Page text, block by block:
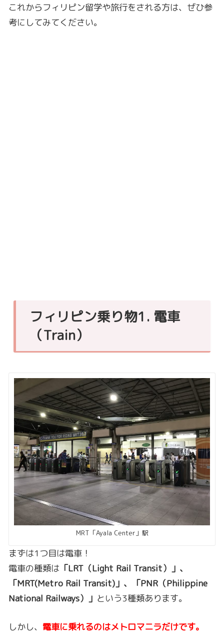
これからフィリピン留学や旅行をされる方は、ぜひ参
考にしてみてください。
フィリピン乗り物1. 電車
（Train）
MRT「Ayala Center」駅
まずは1つ目は電車！
電車の種類は 「LRT（Light Rail Transit）」、
「MRT(Metro Rail Transit)」、「PNR（Philippine
National Railways）」 という3種類あります。
しかし、 電車に乗れるのはメトロマニラだけです。